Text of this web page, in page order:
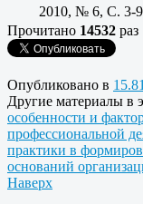
2010, № 6, C. 3-9
Прочитано 14532 раз
Опубликовано в
Другие материалы в
особенности и
профессиональной
практики в
оснований
Наверх